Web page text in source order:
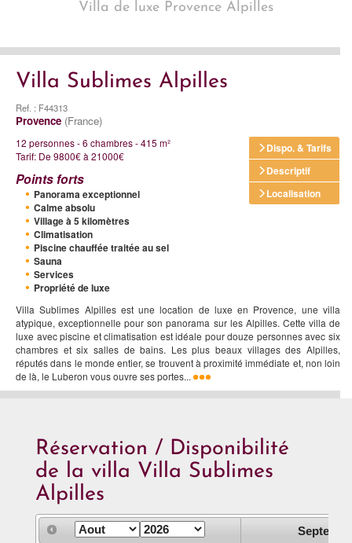
Villa de luxe Provence Alpilles
Villa Sublimes Alpilles
Ref. : F44313
Provence (France)
Dispo. & Tarifs
Descriptif
Localisation
12 personnes - 6 chambres - 415 m²
Tarif: De 9800€ à 21000€
Points forts
Panorama exceptionnel
Calme absolu
Village à 5 kilomètres
Climatisation
Piscine chauffée traitée au sel
Sauna
Services
Propriété de luxe
Villa Sublimes Alpilles est une location de luxe en Provence, une villa
atypique, exceptionnelle pour son panorama sur les Alpilles. Cette villa de
luxe avec piscine et climatisation est idéale pour douze personnes avec six
chambres et six salles de bains. Les plus beaux villages des Alpilles,
réputés dans le monde entier, se trouvent à proximité immédiate et, non loin
de là, le Luberon vous ouvre ses portes...
Réservation / Disponibilité
de la villa Villa Sublimes
Alpilles